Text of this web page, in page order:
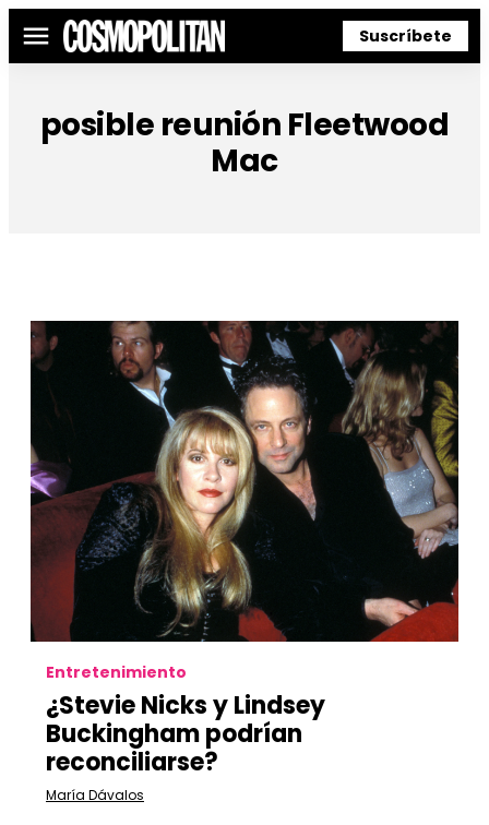
Menú Suscríbete
posible reunión Fleetwood
Mac
Entretenimiento
¿Stevie Nicks y Lindsey
Buckingham podrían
reconciliarse?
María Dávalos